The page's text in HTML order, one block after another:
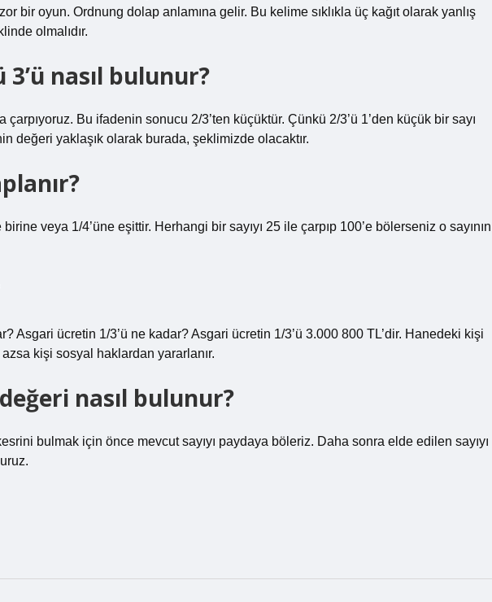
zor bir oyun. Ordnung dolap anlamına gelir. Bu kelime sıklıkla üç kağıt olarak yanlış
olmalıdır.
3’ü nasıl bulunur?
çarpıyoruz. Bu ifadenin sonucu 2/3’ten küçüktür. Çünkü 2/3’ü 1’den küçük bir sayı
değeri yaklaşık olarak burada, şeklimizde olacaktır.
birine veya 1/4’üne eşittir. Herhangi bir sayıyı 25 ile çarpıp 100’e bölerseniz o sayının
Asgari ücretin 1/3’ü ne kadar? Asgari ücretin 1/3’ü 3.000 800 TL’dir. Hanedeki kişi
kişi sosyal haklardan yararlanır.
nasıl bulunur?
bulmak için önce mevcut sayıyı paydaya böleriz. Daha sonra elde edilen sayıyı